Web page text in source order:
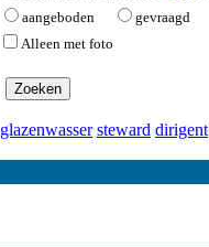
aangeboden gevraagd
Alleen met foto
glazenwasser steward dirigent